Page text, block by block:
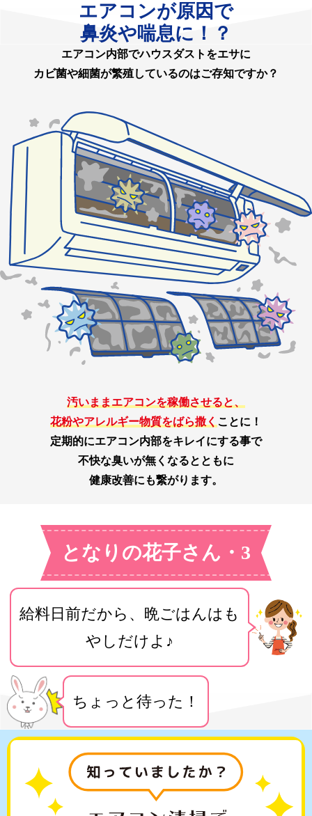
エアコンが原因で
鼻炎や喘息に！？
エアコン内部でハウスダストをエサに
カビ菌や細菌が繁殖しているのはご存知ですか？
汚いままエアコンを稼働させると、
花粉やアレルギー物質をばら撒く ことに！
定期的にエアコン内部をキレイにする事で
不快な臭いが無くなるとともに
健康改善にも繋がります。
となりの花子さん・3
給料日前だから、晩ごはんはも
やしだけよ♪
ちょっと待った！